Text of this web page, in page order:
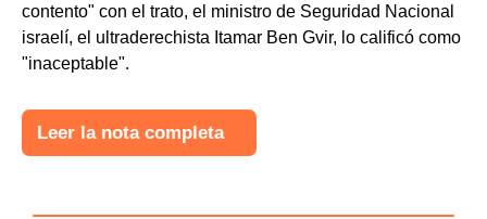
contento" con el trato, el ministro de Seguridad Nacional
israelí, el ultraderechista Itamar Ben Gvir, lo calificó como
"inaceptable".
Leer la nota completa